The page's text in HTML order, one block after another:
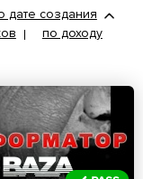
дате создания
по доходу